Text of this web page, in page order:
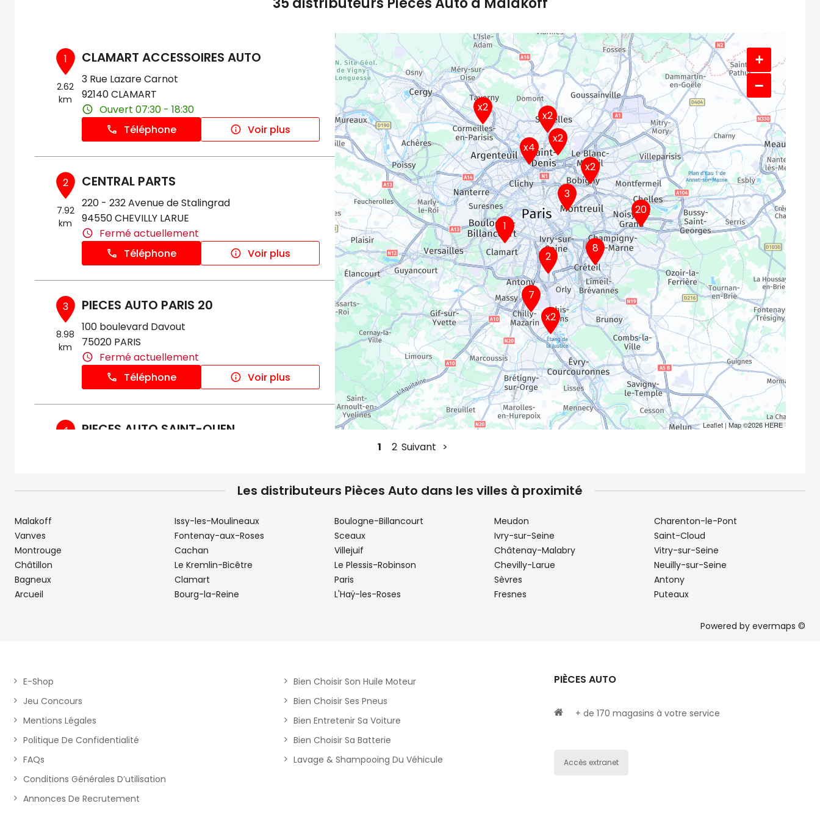
1
2.62
km
CLAMART ACCESSOIRES AUTO
3 Rue Lazare Carnot
92140 CLAMART
Ouvert 07:30 - 18:30
Téléphone
Voir plus
2
7.92
km
CENTRAL PARTS
220 - 232 Avenue de Stalingrad
94550 CHEVILLY LARUE
Fermé actuellement
Téléphone
Voir plus
3
8.98
km
PIECES AUTO PARIS 20
100 boulevard Davout
75020 PARIS
Fermé actuellement
Téléphone
Voir plus
4 PIECES AUTO SAINT-OUEN
11.17 km
PIECES AUTO GENNEVILLIERS
111 Avenue Gabriel Péri
92230 GENNEVILLIERS
12.27
km
61 Rue du Moulin de Cage
92230 GENNEVILLIERS
7 DS PIECES AUTO
20
x2
x2
x2
x2
1
8
7
2
3
x2
x4
+
−
Leaflet| Map ©2026HERE
1 2 Suivant
Les distributeurs Pièces Auto dans les villes à proximité
Malakoff
Vanves
Montrouge
Châtillon
Bagneux
Arcueil
Issy-les-Moulineaux
Fontenay-aux-Roses
Cachan
Le Kremlin-Bicêtre
Clamart
Bourg-la-Reine
Boulogne-Billancourt
Sceaux
Villejuif
Le Plessis-Robinson
Paris
L'Haÿ-les-Roses
Meudon
Ivry-sur-Seine
Châtenay-Malabry
Chevilly-Larue
Sèvres
Fresnes
Charenton-le-Pont
Saint-Cloud
Vitry-sur-Seine
Neuilly-sur-Seine
Antony
Puteaux
Powered by evermaps ©
E-Shop
Jeu Concours
Mentions Légales
Politique De Confidentialité
FAQs
Conditions Générales D’utilisation
Annonces De Recrutement
Bien Choisir Son Huile Moteur
Bien Choisir Ses Pneus
Bien Entretenir Sa Voiture
Bien Choisir Sa Batterie
Lavage & Shampooing Du Véhicule
PIÈCES AUTO
+ de 170 magasins à votre service
Accès extranet